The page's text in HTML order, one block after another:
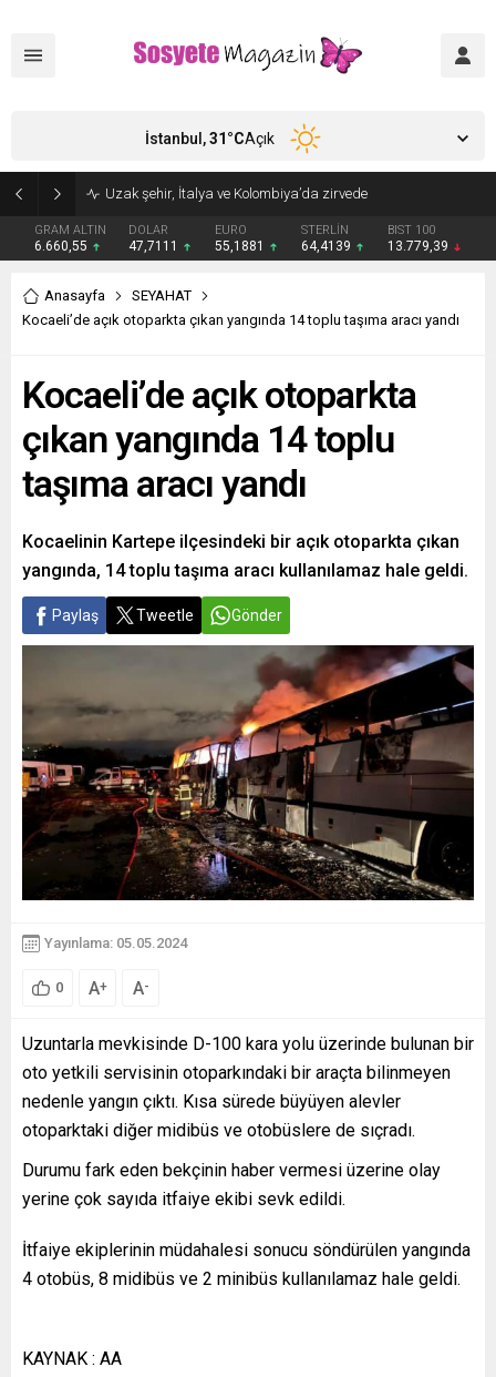
GRAM ALTIN
6.660,55
DOLAR
47,7111
EURO
55,1881
STERLİN
64,4139
BIST 100
13.779,39
İstanbul,31°CAçık
Anasayfa
SEYAHAT
Kocaeli’de açık otoparkta çıkan yangında 14 toplu taşıma aracı yandı
Kocaeli’de açık otoparkta
çıkan yangında 14 toplu
taşıma aracı yandı
Kocaelinin Kartepe ilçesindeki bir açık otoparkta çıkan
yangında, 14 toplu taşıma aracı kullanılamaz hale geldi.
Paylaş Tweetle Gönder
Yayınlama: 05.05.2024
0 A+ A-
Uzuntarla mevkisinde D-100 kara yolu üzerinde bulunan bir
oto yetkili servisinin otoparkındaki bir araçta bilinmeyen
nedenle yangın çıktı. Kısa sürede büyüyen alevler
otoparktaki diğer midibüs ve otobüslere de sıçradı.
Durumu fark eden bekçinin haber vermesi üzerine olay
yerine çok sayıda itfaiye ekibi sevk edildi.
İtfaiye ekiplerinin müdahalesi sonucu söndürülen yangında
4 otobüs, 8 midibüs ve 2 minibüs kullanılamaz hale geldi.
KAYNAK : AA